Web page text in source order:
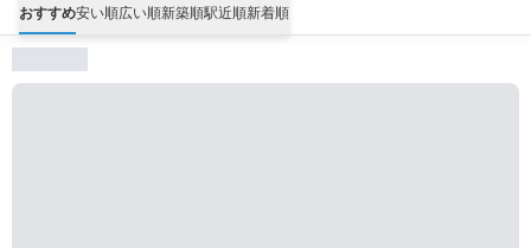
おすすめ安い順広い順新築順駅近順新着順